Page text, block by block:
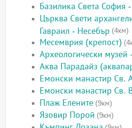
Базилика Света София
Църква Свети
Гавраил - Несебър (4км)
Месемврия (крепост)
Археологически музей
Аква Парадайз
Емонски манастир Св.
Емонски манастир Св.
Плаж Елените (9км)
Язовир Порой (9км)